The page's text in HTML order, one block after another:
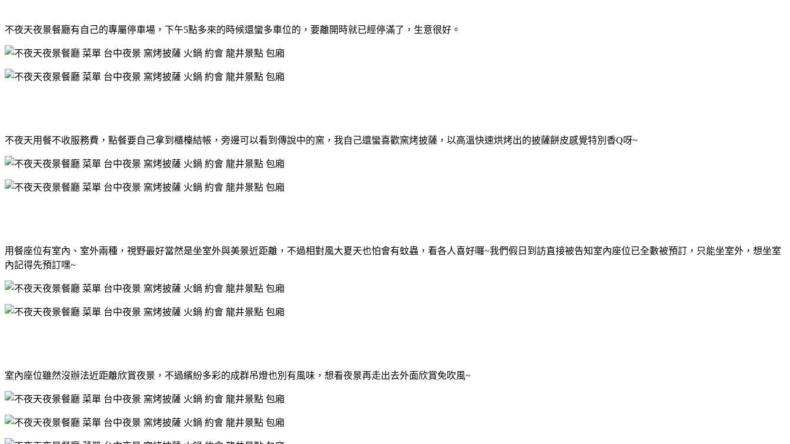
不夜天夜景餐廳有自己的專屬停車場，下午5點多來的時候還蠻多車位的，要離開時就已經停滿了，生意很好。
不夜天用餐不收服務費，點餐要自己拿到櫃檯結帳，旁邊可以看到傳說中的窯，我自己還蠻喜歡窯烤披薩，以高溫快速烘烤出的披薩餅皮感覺特別香Q呀~
用餐座位有室內、室外兩種，視野最好當然是坐室外與美景近距離，不過相對風大夏天也怕會有蚊蟲，看各人喜好囉~我們假日到訪直接被告知室內座位已全數被預訂，只能坐室外，想坐室
內記得先預訂嘿~
室內座位雖然沒辦法近距離欣賞夜景，不過繽紛多彩的成群吊燈也別有風味，想看夜景再走出去外面欣賞免吹風~